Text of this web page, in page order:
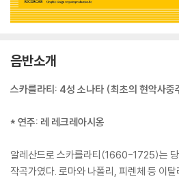
음반소개
스카를라티: 4성 소나타 (최초의 현악사중
* 연주: 레 레크레아시옹
알레산드로 스카를라티(1660-1725)는
작곡가였다. 로마와 나폴리, 피렌체 등 이